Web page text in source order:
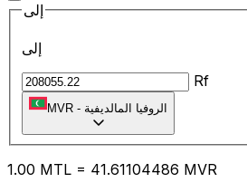
إلى
إلى
Rf
MVR - الروفيا المالديفية
1.00 MTL = 41.61104486 MVR